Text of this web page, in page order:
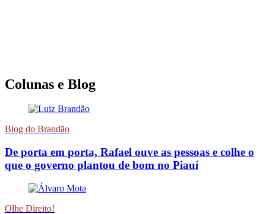
Colunas e Blog
Blog do Brandão
De porta em porta, Rafael ouve as pessoas e colhe o
que o governo plantou de bom no Piauí
Olhe Direito!